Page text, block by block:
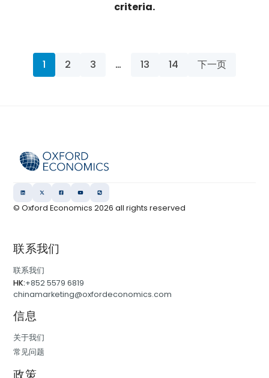
criteria.
1 2 3 … 13 14 下一页
© Oxford Economics2026 all rights reserved
联系我们
联系我们
HK:+852 5579 6819
chinamarketing@oxfordeconomics.com
信息
关于我们
常见问题